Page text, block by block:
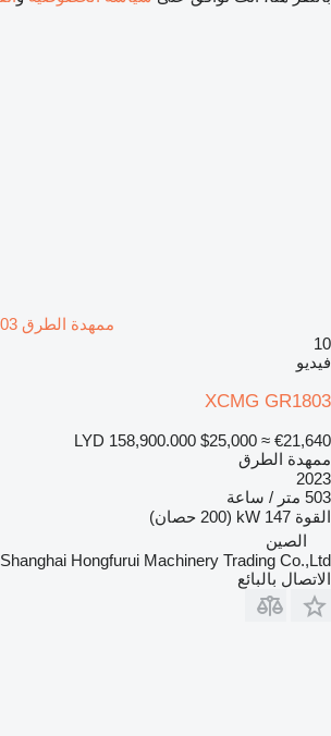
ممهدة الطرق XCMG GR1803
10
فيديو
XCMG GR1803
LYD 158,900.000 $25,000 ≈ €21,640
ممهدة الطرق
2023
503 متر / ساعة
القوة 147 kW (200 حصان)
الصين
Shanghai Hongfurui Machinery Trading Co.,Ltd
الاتصال بالبائع